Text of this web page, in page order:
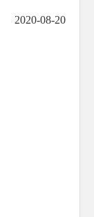
2020-08-20